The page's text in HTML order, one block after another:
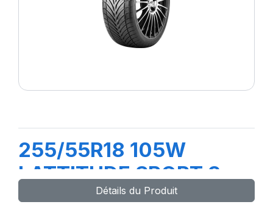
255/55R18 105W
LATTITUDE SPORT 3
(N0)
Détails du Produit